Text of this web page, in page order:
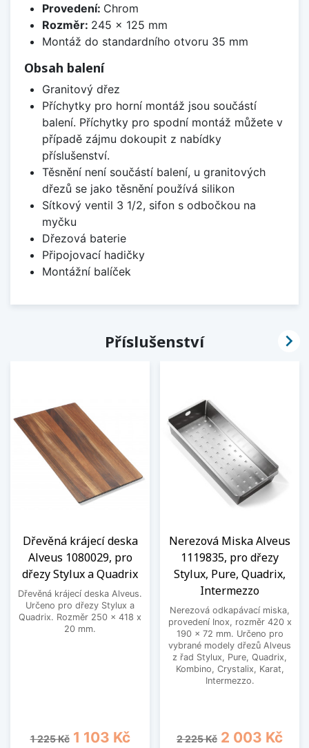
Provedení: Chrom
Rozměr: 245 x 125 mm
Montáž do standardního otvoru 35 mm
Obsah balení
Granitový dřez
Příchytky pro horní montáž jsou součástí
balení. Příchytky pro spodní montáž můžete v
případě zájmu dokoupit z nabídky
příslušenství.
Těsnění není součástí balení, u granitových
dřezů se jako těsnění používá silikon
Sítkový ventil 3 1/2, sifon s odbočkou na
myčku
Dřezová baterie
Připojovací hadičky
Montážní balíček
Příslušenství
Dřevěná krájecí deska
Alveus 1080029, pro
dřezy Stylux a Quadrix
Dřevěná krájecí deska Alveus.
Určeno pro dřezy Stylux a
Quadrix. Rozměr 250 x 418 x
20 mm.
Běžná cena
1 225 Kč Cena
1 103 Kč
Nerezová Miska Alveus
1119835, pro dřezy
Stylux, Pure, Quadrix,
Intermezzo
Nerezová odkapávací miska,
provedení Inox, rozměr 420 x
190 x 72 mm. Určeno pro
vybrané modely dřezů Alveus
z řad Stylux, Pure, Quadrix,
Kombino, Crystalix, Karat,
Intermezzo.
Běžná cena
2 225 Kč Cena
2 003 Kč
